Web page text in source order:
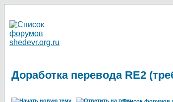
Доработка перевода RE2